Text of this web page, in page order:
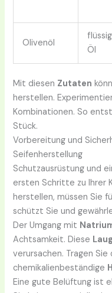
Olivenöl
Öl
Mit diesen Zutaten
herstellen.
Kombinationen. So
Stück.
Vorbereitung und
Seifenherstellung
Schutzausrüstung und
ersten Schritte zu Ihrer
herstellen, müssen Sie
schützt Sie und
Der Umgang mit
Achtsamkeit. Diese
verursachen. Tragen
chemikalienbeständige
Eine gute Belüftung ist